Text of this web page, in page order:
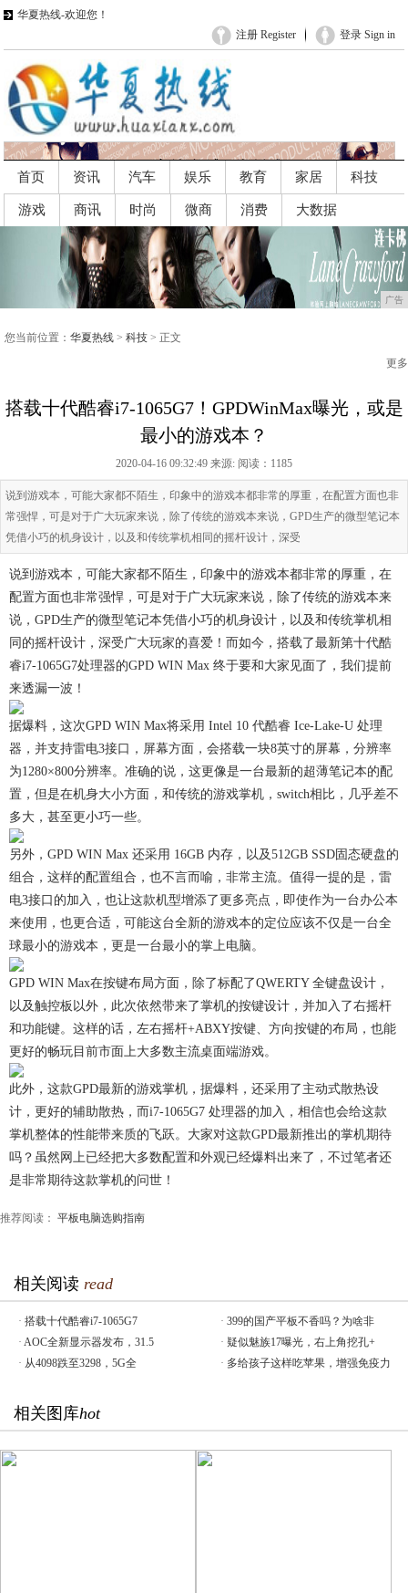
华夏热线-欢迎您！
登录 Sign in
注册 Register
首页 资讯 汽车 娱乐 教育 家居 科技
游戏 商讯 时尚 微商 消费 大数据
广告
您当前位置： 华夏热线 > 科技 > 正文
更多
搭载十代酷睿i7-1065G7！GPDWinMax曝光，或是
最小的游戏本？
2020-04-16 09:32:49 来源: 阅读：1185
说到游戏本，可能大家都不陌生，印象中的游戏本都非常的厚重，在配置方面也非
常强悍，可是对于广大玩家来说，除了传统的游戏本来说，GPD生产的微型笔记本
凭借小巧的机身设计，以及和传统掌机相同的摇杆设计，深受
说到游戏本，可能大家都不陌生，印象中的游戏本都非常的厚重，在
配置方面也非常强悍，可是对于广大玩家来说，除了传统的游戏本来
说，GPD生产的微型笔记本凭借小巧的机身设计，以及和传统掌机相
同的摇杆设计，深受广大玩家的喜爱！而如今，搭载了最新第十代酷
睿i7-1065G7处理器的GPD WIN Max 终于要和大家见面了，我们提前
来透漏一波！
据爆料，这次GPD WIN Max将采用 Intel 10 代酷睿 Ice-Lake-U 处理
器，并支持雷电3接口，屏幕方面，会搭载一块8英寸的屏幕，分辨率
为1280×800分辨率。准确的说，这更像是一台最新的超薄笔记本的配
置，但是在机身大小方面，和传统的游戏掌机，switch相比，几乎差不
多大，甚至更小巧一些。
另外，GPD WIN Max 还采用 16GB 内存，以及512GB SSD固态硬盘的
组合，这样的配置组合，也不言而喻，非常主流。值得一提的是，雷
电3接口的加入，也让这款机型增添了更多亮点，即使作为一台办公本
来使用，也更合适，可能这台全新的游戏本的定位应该不仅是一台全
球最小的游戏本，更是一台最小的掌上电脑。
GPD WIN Max在按键布局方面，除了标配了QWERTY 全键盘设计，
以及触控板以外，此次依然带来了掌机的按键设计，并加入了右摇杆
和功能键。这样的话，左右摇杆+ABXY按键、方向按键的布局，也能
更好的畅玩目前市面上大多数主流桌面端游戏。
此外，这款GPD最新的游戏掌机，据爆料，还采用了主动式散热设
计，更好的辅助散热，而i7-1065G7 处理器的加入，相信也会给这款
掌机整体的性能带来质的飞跃。大家对这款GPD最新推出的掌机期待
吗？虽然网上已经把大多数配置和外观已经爆料出来了，不过笔者还
是非常期待这款掌机的问世！
推荐阅读： 平板电脑选购指南
相关阅读 read
· 搭载十代酷睿i7-1065G7 · 399的国产平板不香吗？为啥非
· AOC全新显示器发布，31.5 · 疑似魅族17曝光，右上角挖孔+
· 从4098跌至3298，5G全 · 多给孩子这样吃苹果，增强免疫力
相关图库hot